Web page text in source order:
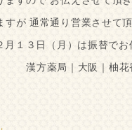
すが 通常通り営業させて
１３日（月）は振替で
局｜大阪｜柚花香